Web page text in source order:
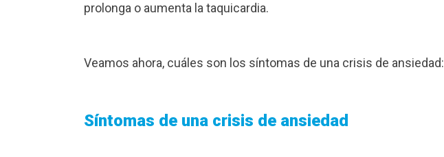
prolonga o aumenta la taquicardia.
Veamos ahora, cuáles son los síntomas de una crisis de ansiedad:
Síntomas de una crisis de ansiedad